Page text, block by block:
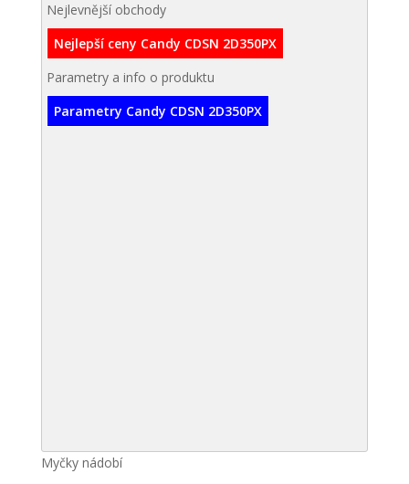
Nejlevnější obchody
Nejlepší ceny Candy CDSN 2D350PX
Parametry a info o produktu
Parametry Candy CDSN 2D350PX
Myčky nádobí